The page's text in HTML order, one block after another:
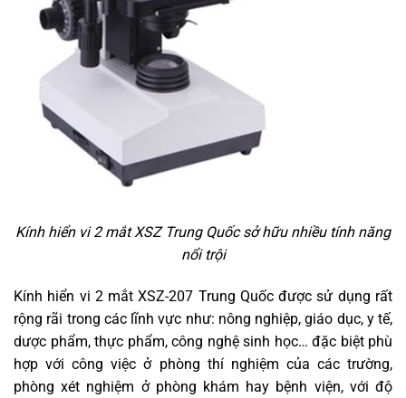
Kính hiển vi 2 mắt XSZ Trung Quốc sở hữu nhiều tính năng
nổi trội
Kính hiển vi 2 mắt XSZ-207 Trung Quốc được sử dụng rất
rộng rãi trong các lĩnh vực như: nông nghiệp, giáo dục, y tế,
dược phẩm, thực phẩm, công nghệ sinh học… đặc biệt phù
hợp với công việc ở phòng thí nghiệm của các trường,
phòng xét nghiệm ở phòng khám hay bệnh viện, với độ